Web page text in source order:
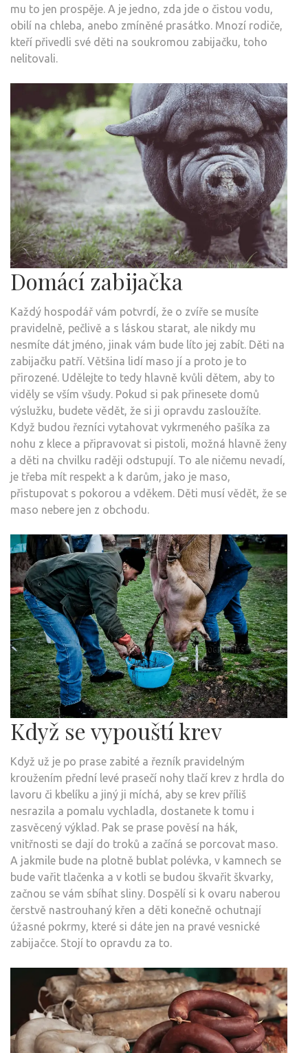
mu to jen prospěje. A je jedno, zda jde o čistou vodu,
obilí na chleba, anebo zmíněné prasátko. Mnozí rodiče,
kteří přivedli své děti na soukromou zabijačku, toho
nelitovali.
Domácí zabijačka
Každý hospodář vám potvrdí, že o zvíře se musíte
pravidelně, pečlivě a s láskou starat, ale nikdy mu
nesmíte dát jméno, jinak vám bude líto jej zabít. Děti na
zabijačku patří. Většina lidí maso jí a proto je to
přirozené. Udělejte to tedy hlavně kvůli dětem, aby to
viděly se vším všudy. Pokud si pak přinesete domů
výslužku, budete vědět, že si ji opravdu zasloužíte.
Když budou řezníci vytahovat vykrmeného pašíka za
nohu z klece a připravovat si pistoli, možná hlavně ženy
a děti na chvilku raději odstupují. To ale ničemu nevadí,
je třeba mít respekt a k darům, jako je maso,
přistupovat s pokorou a vděkem. Děti musí vědět, že se
maso nebere jen z obchodu.
Když se vypouští krev
Když už je po prase zabité a řezník pravidelným
kroužením přední levé prasečí nohy tlačí krev z hrdla do
lavoru či kbelíku a jiný ji míchá, aby se krev příliš
nesrazila a pomalu vychladla, dostanete k tomu i
zasvěcený výklad. Pak se prase pověsí na hák,
vnitřnosti se dají do troků a začíná se porcovat maso.
A jakmile bude na plotně bublat polévka, v kamnech se
bude vařit tlačenka a v kotli se budou škvařit škvarky,
začnou se vám sbíhat sliny. Dospělí si k ovaru naberou
čerstvě nastrouhaný křen a děti konečně ochutnají
úžasné pokrmy, které si dáte jen na pravé vesnické
zabijačce. Stojí to opravdu za to.